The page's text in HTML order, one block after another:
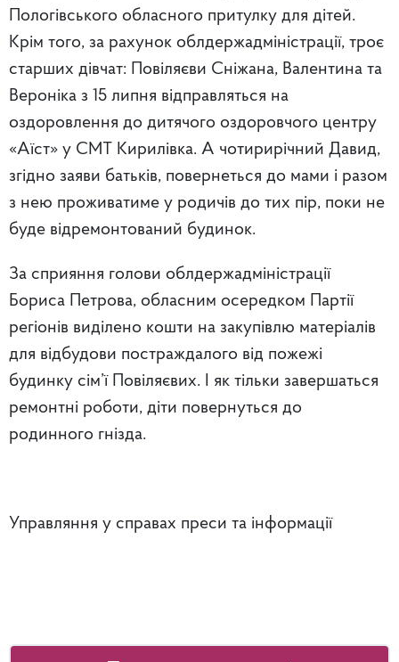
Пологівського обласного притулку для дітей.
Крім того, за рахунок облдержадміністрації, троє
старших дівчат: Повіляєви Сніжана, Валентина та
Вероніка з 15 липня відправляться на
оздоровлення до дитячого оздоровчого центру
«Аїст» у СМТ Кирилівка. А чотирирічний Давид,
згідно заяви батьків, повернеться до мами і разом
з нею проживатиме у родичів до тих пір, поки не
буде відремонтований будинок.
За сприяння голови облдержадміністрації
Бориса Петрова, обласним осередком Партії
регіонів виділено кошти на закупівлю матеріалів
для відбудови постраждалого від пожежі
будинку сім’ї Повіляєвих. І як тільки завершаться
ремонтні роботи, діти повернуться до
родинного гнізда.
Управляння у справах преси та інформації